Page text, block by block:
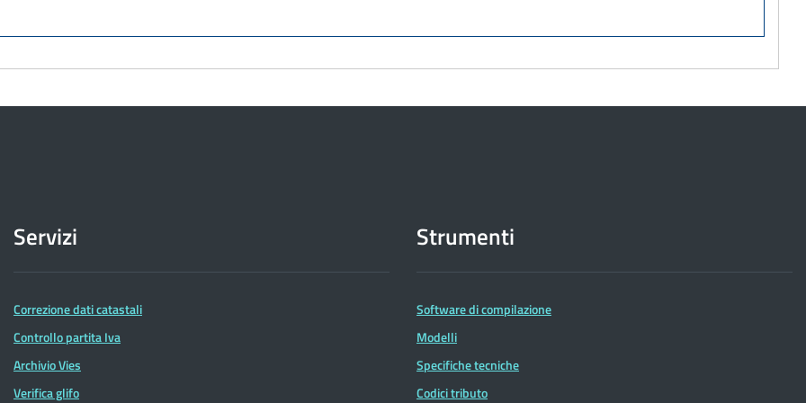
Servizi
Correzione dati catastali
Controllo partita Iva
Archivio Vies
Verifica glifo
Strumenti
Software di compilazione
Modelli
Specifiche tecniche
Codici tributo